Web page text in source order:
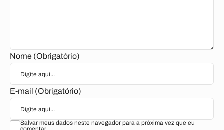
Nome (Obrigatório)
E-mail (Obrigatório)
Salvar meus dados neste navegador para a próxima vez que eu
comentar.